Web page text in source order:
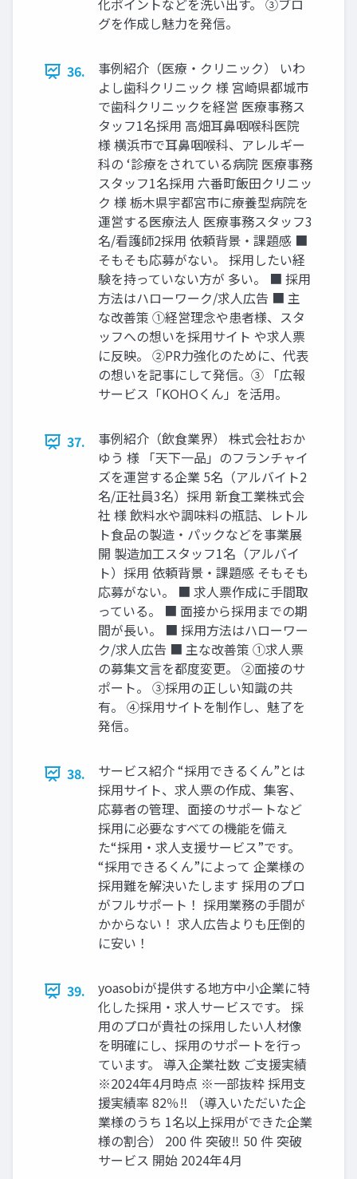
化ポイントなどを洗い出す。 ③ブロ
グを作成し魅力を発信。
36.
事例紹介（医療・クリニック） いわ
よし歯科クリニック 様 宮崎県都城市
で歯科クリニックを経営 医療事務ス
タッフ1名採用 高畑耳鼻咽喉科医院
様 横浜市で耳鼻咽喉科、アレルギー
科の ‘診療をされている病院 医療事務
スタッフ1名採用 六番町飯田クリニッ
ク 様 栃木県宇都宮市に療養型病院を
運営する医療法人 医療事務スタッフ3
名/看護師2採用 依頼背景・課題感 ■
そもそも応募がない。 採用したい経
験を持っていない方が 多い。 ■ 採用
方法はハローワーク/求人広告 ■ 主
な改善策 ①経営理念や患者様、スタ
ッフへの想いを採用サイト や求人票
に反映。 ②PR力強化のために、代表
の想いを記事にして発信。③ 「広報
サービス「KOHOくん」を活用。
37.
事例紹介（飲食業界） 株式会社おか
ゆう 様 「天下一品」のフランチャイ
ズを運営する企業 5名（アルバイト2
名/正社員3名）採用 新食工業株式会
社 様 飲料水や調味料の瓶詰、レトル
ト食品の製造・パックなどを事業展
開 製造加工スタッフ1名（アルバイ
ト）採用 依頼背景・課題感 そもそも
応募がない。 ■ 求人票作成に手間取
っている。 ■ 面接から採用までの期
間が長い。 ■ 採用方法はハローワー
ク/求人広告 ■ 主な改善策 ①求人票
の募集文言を都度変更。 ②面接のサ
ポート。 ③採用の正しい知識の共
有。 ④採用サイトを制作し、魅了を
発信。
38.
サービス紹介 “採用できるくん”とは
採用サイト、求人票の作成、集客、
応募者の管理、面接のサポートなど
採用に必要なすべての機能を備え
た“採用・求人支援サービス”です。
“採用できるくん”によって 企業様の
採用難を解決いたします 採用のプロ
がフルサポート！ 採用業務の手間が
かからない！ 求人広告よりも圧倒的
に安い！
39.
yoasobiが提供する地方中小企業に特
化した採用・求人サービスです。 採
用のプロが貴社の採用したい人材像
を明確にし、採用のサポートを行っ
ています。 導入企業社数 ご支援実績
※2024年4月時点 ※一部抜粋 採用支
援実績率 82％‼ （導入いただいた企
業様のうち 1名以上採用ができた企業
様の割合） 200 件 突破‼ 50 件 突破
サービス 開始 2024年4月